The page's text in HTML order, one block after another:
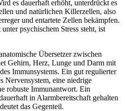
es dauerhaft erhöht, unterdrückt es
und natürlichen Killerzellen, also
und entartete Zellen bekämpfen.
psychischem Stress steht, ist
Übersetzer zwischen
Gehirn, Herz, Lunge und Darm mit
Immunsystems. Ein gut regulierter
Nervensystem, eine niedrige
robuste Immunantwort. Ein
in Alarmbereitschaft gehalten
das Gegenteil.